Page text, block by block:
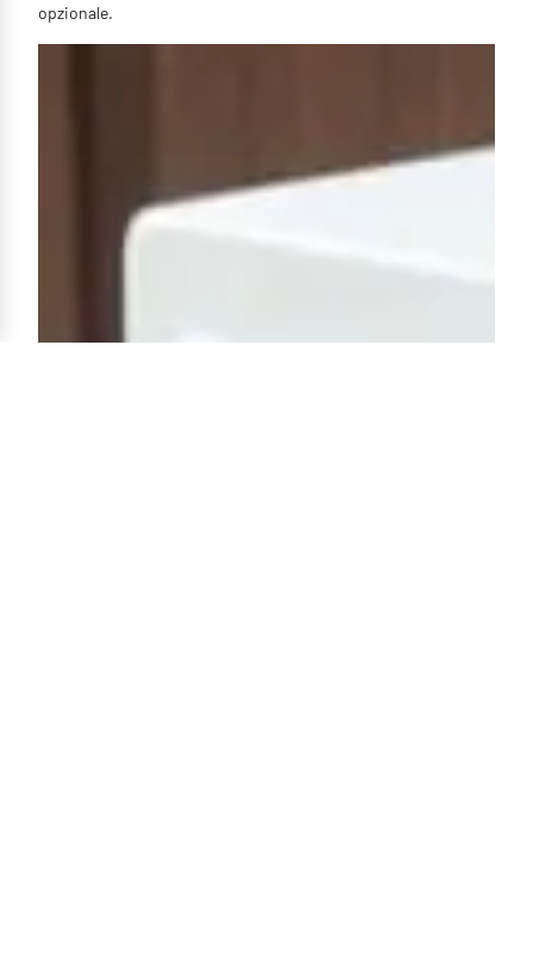
opzionale.